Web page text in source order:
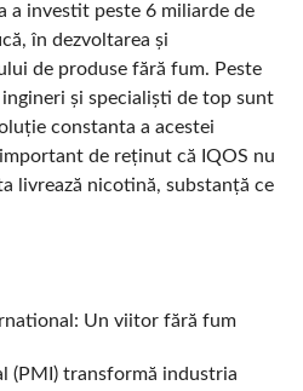
a investit peste 6 miliarde de
în dezvoltarea și
de produse fără fum. Peste
și specialiști de top sunt
constanta a acestei
de reținut că IQOS nu
livrează nicotină, substanță ce
Un viitor fără fum
(PMI) transformă industria